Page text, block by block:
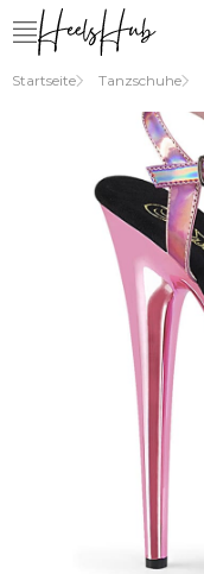
Startseite Tanzschuhe